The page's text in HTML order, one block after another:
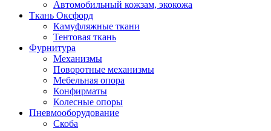
Автомобильный кожзам, экокожа
Ткань Оксфорд
Камуфляжные ткани
Тентовая ткань
Фурнитура
Механизмы
Поворотные механизмы
Мебельная опора
Конфирматы
Колесные опоры
Пневмооборудование
Скоба